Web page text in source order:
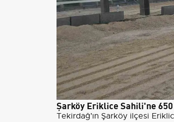
Şarköy Eriklice Sahili'ne
Tekirdağ’ın Şarköy ilçesi